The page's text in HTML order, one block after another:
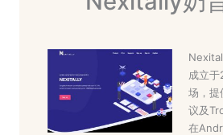
成立于
场，
议及
在